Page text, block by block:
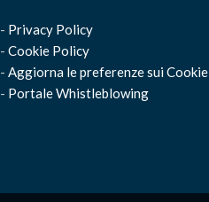
- Privacy Policy
-Cookie Policy
-Aggiorna le preferenze sui Cookie
- Portale Whistleblowing